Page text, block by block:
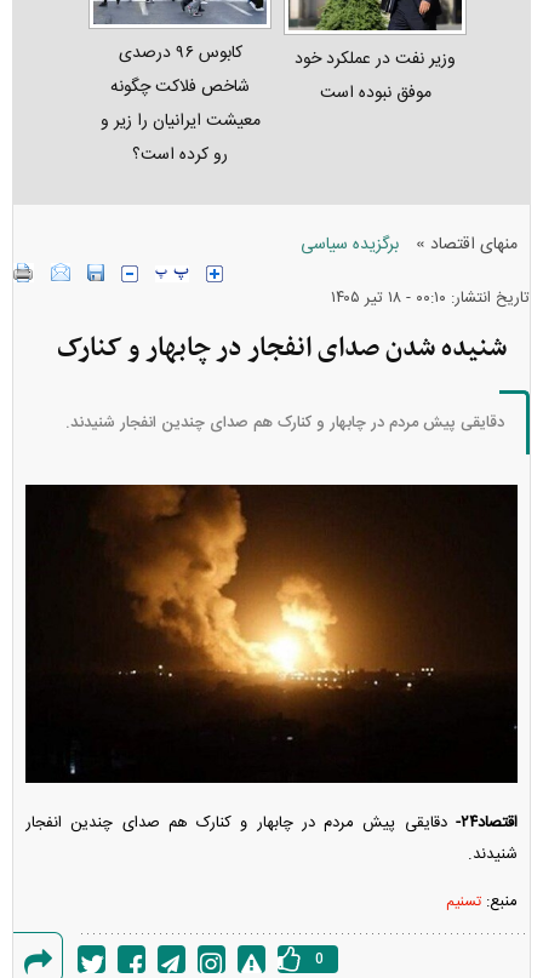
وزیر نفت در عملکرد خود
موفق نبوده است
کابوس ۹۶ درصدی
شاخص فلاکت چگونه
معیشت ایرانیان را زیر و
رو کرده است؟
منهای اقتصاد » برگزیده سیاسی
تاریخ انتشار: ۰۰:۱۰ - ۱۸ تير ۱۴۰۵
شنیده شدن صدای انفجار در چابهار و کنارک
دقایقی پیش مردم در چابهار و کنارک هم صدای چندین انفجار شنیدند.
اقتصاد۲۴-
دقایقی پیش مردم در چابهار و کنارک هم صدای چندین انفجار
شنیدند.
منبع: تسنیم
0